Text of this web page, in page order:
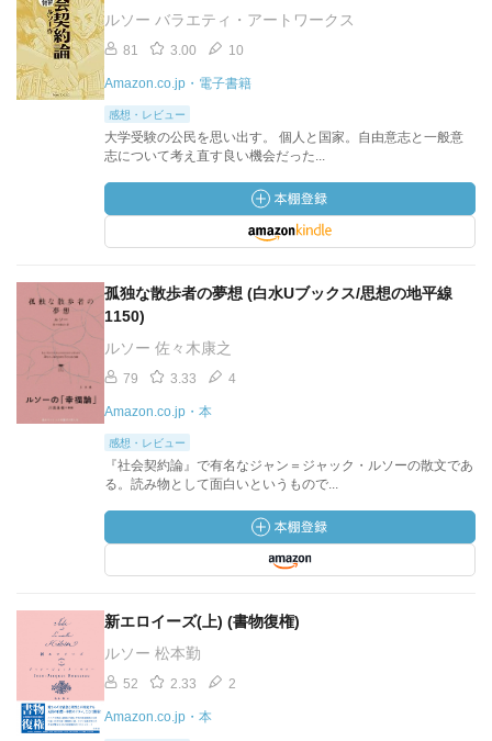
ルソー バラエティ・アートワークス
81 3.00 10
Amazon.co.jp・電子書籍
感想・レビュー
大学受験の公民を思い出す。 個人と国家。自由意志と一般意
志について考え直す良い機会だった...
孤独な散歩者の夢想 (白水Uブックス/思想の地平線
1150)
ルソー 佐々木康之
79 3.33 4
Amazon.co.jp・本
感想・レビュー
『社会契約論』で有名なジャン＝ジャック・ルソーの散文であ
る。読み物として面白いというもので...
新エロイーズ(上) (書物復権)
ルソー 松本勤
52 2.33 2
Amazon.co.jp・本